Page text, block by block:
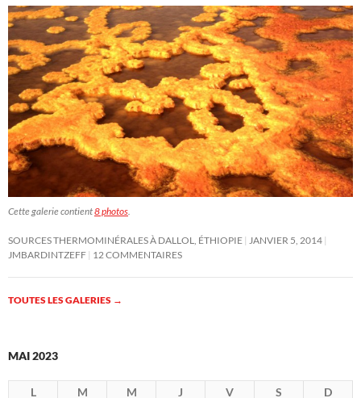
Cette galerie contient8 photos.
SOURCES THERMOMINÉRALES À DALLOL, ÉTHIOPIE JANVIER 5, 2014
JMBARDINTZEFF 12 COMMENTAIRES
TOUTES LES GALERIES →
MAI 2023
L M M J V S D